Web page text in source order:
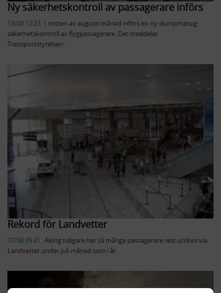
Ny säkerhetskontroll av passagerare införs
13/08 13:23 I mitten av augusti månad införs en ny slumpmässig
säkerhetskontroll av flygpassagerare. Det meddelar
Transportstyrelsen.
Rekord för Landvetter
07/08 09:41 ​Aldrig tidigare har så många passagerare rest utrikes via
Landvetter under juli månad som i år.